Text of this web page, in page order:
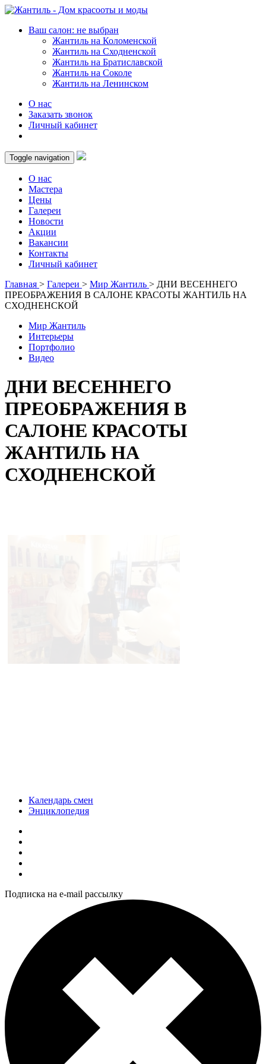
Ваш салон: не выбран
Жантиль на Коломенской
Жантиль на Сходненской
Жантиль на Братиславской
Жантиль на Соколе
Жантиль на Ленинском
О нас
Заказать звонок
Личный кабинет
Toggle navigation
О нас
Мастера
Цены
Галереи
Новости
Акции
Вакансии
Контакты
Личный кабинет
Главная > Галереи > Мир Жантиль > ДНИ ВЕСЕННЕГО
ПРЕОБРАЖЕНИЯ В САЛОНЕ КРАСОТЫ ЖАНТИЛЬ НА
СХОДНЕНСКОЙ
Мир Жантиль
Интерьеры
Портфолио
Видео
ДНИ ВЕСЕННЕГО
ПРЕОБРАЖЕНИЯ В
САЛОНЕ КРАСОТЫ
ЖАНТИЛЬ НА
СХОДНЕНСКОЙ
Календарь смен
Энциклопедия
Подписка на e-mail рассылку